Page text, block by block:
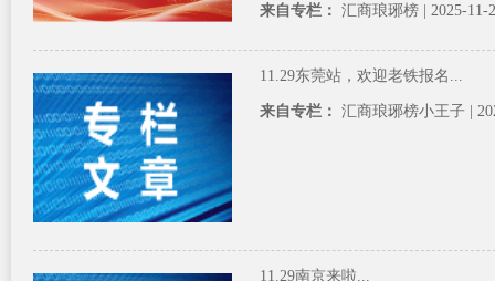
来自专栏： 汇商琅琊榜 | 2025-11-
11.29东莞站，欢迎老铁报名...
来自专栏： 汇商琅琊榜小王子 |
11.29南京来啦...